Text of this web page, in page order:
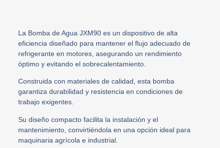
La Bomba de Agua JXM90 es un dispositivo de alta
eficiencia diseñado para mantener el flujo adecuado de
refrigerante en motores, asegurando un rendimiento
óptimo y evitando el sobrecalentamiento.
Construida con materiales de calidad, esta bomba
garantiza durabilidad y resistencia en condiciones de
trabajo exigentes.
Su diseño compacto facilita la instalación y el
mantenimiento, convirtiéndola en una opción ideal para
maquinaria agrícola e industrial.